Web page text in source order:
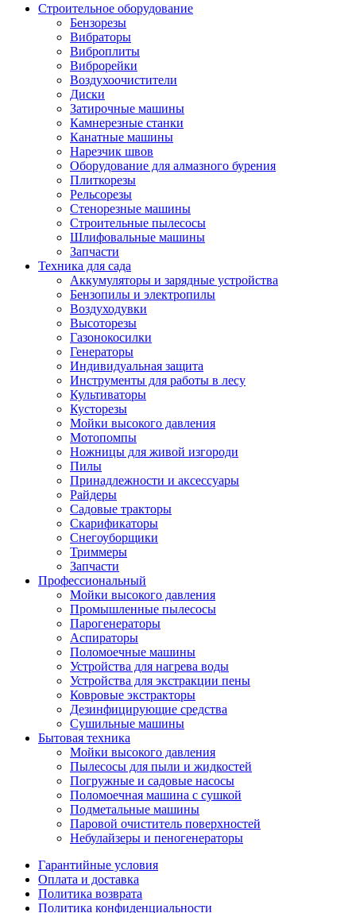
Строительное оборудование
Бензорезы
Вибраторы
Виброплиты
Виброрейки
Воздухоочистители
Диски
Затирочные машины
Камнерезные станки
Канатные машины
Нарезчик швов
Оборудование для алмазного бурения
Плиткорезы
Рельсорезы
Стенорезные машины
Строительные пылесосы
Шлифовальные машины
Запчасти
Техника для сада
Аккумуляторы и зарядные устройства
Бензопилы и электропилы
Воздуходувки
Высоторезы
Газонокосилки
Генераторы
Индивидуальная защита
Инструменты для работы в лесу
Культиваторы
Кусторезы
Мойки высокого давления
Мотопомпы
Ножницы для живой изгороди
Пилы
Принадлежности и аксессуары
Райдеры
Садовые тракторы
Скарификаторы
Снегоуборщики
Триммеры
Запчасти
Профессиональный
Мойки высокого давления
Промышленные пылесосы
Парогенераторы
Аспираторы
Поломоечные машины
Устройства для нагрева воды
Устройства для экстракции пены
Ковровые экстракторы
Дезинфицирующие средства
Сушильные машины
Бытовая техника
Мойки высокого давления
Пылесосы для пыли и жидкостей
Погружные и садовые насосы
Поломоечная машина с сушкой
Подметальные машины
Паровой очиститель поверхностей
Небулайзеры и пеногенераторы
Гарантийные условия
Оплата и доставка
Политика возврата
Политика конфиденциальности